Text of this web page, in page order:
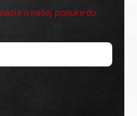
o našej ponuke do